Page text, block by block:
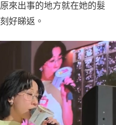
來出事的地方就在她的髮
好睇返。